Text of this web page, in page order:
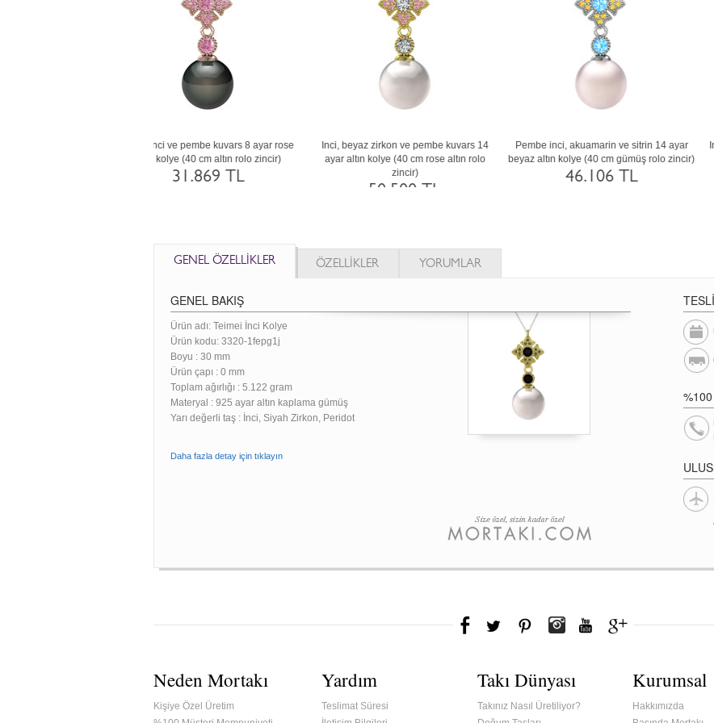
Siyah inci, yeşil kuvars ve dumanlı kuvars
14 ayar beyaz altın kolye (40 cm altın rolo
zincir)
Pembe inci, peridot ve siyah zirkon 8 ayar
altın kolye (40 cm beyaz altın rolo zincir)
31.873 TL
Inci, pembe kuvars ve peridot 8 ayar
altın kolye (40 cm rose altın rolo
31.869 TL
GENEL ÖZELLİKLER ÖZELLİKLER YORUMLAR
GENEL BAKIŞ
Ürün adı: Teimei İnci Kolye
Ürün kodu: 3320-1fepg1j
Boyu : 30 mm
Ürün çapı : 0 mm
Toplam ağırlığı : 5.122 gram
Materyal : 925 ayar altın kaplama gümüş
Yarı değerli taş : İnci, Siyah Zirkon, Peridot
Daha fazla detay için tıklayın
Neden Mortakı
Kişiye Özel Üretim
Yardım
Teslimat Süresi
Takı Dünyası
Takınız Nasıl Üretiliyor?
Kurumsal
Hakkımızda